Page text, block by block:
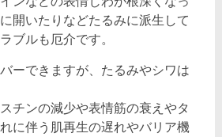
開いたりなどたるみに派生して
ブルも厄介です。
ーできますが、たるみやシワは
チンの減少や表情筋の衰えやタ
に伴う肌再生の遅れやバリア機